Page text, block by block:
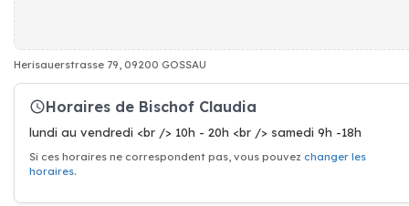
Herisauerstrasse 79, 09200 GOSSAU
Horaires de Bischof Claudia
lundi au vendredi <br /> 10h - 20h <br /> samedi 9h -18h
Si ces horaires ne correspondent pas, vous pouvez changer les
horaires.